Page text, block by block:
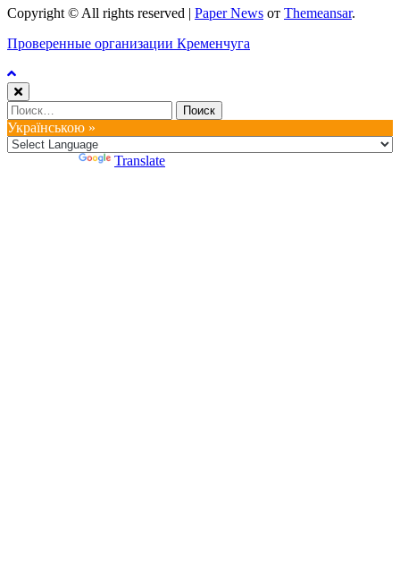
Copyright © All rights reserved | Paper News от Themeansar.
Проверенные организации Кременчуга
Найти:
Українською »
Translate